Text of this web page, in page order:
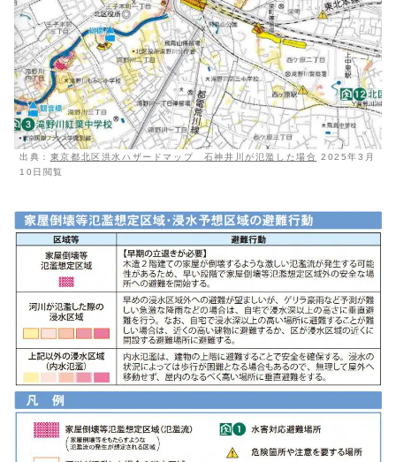
出典： 東京都北区洪水ハザードマップ 石神井川が氾濫した場合
2025年3月
10日閲覧